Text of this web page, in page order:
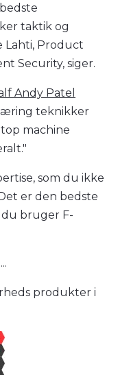
taktik og
Lahti, Product
Security, siger.
Andy Patel
teknikker
machine
som du ikke
er den bedste
bruger F-
produkter i